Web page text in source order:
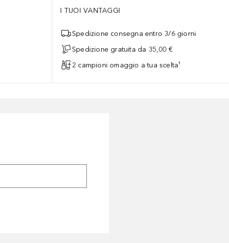
I TUOI VANTAGGI
Spedizione consegna entro 3/6 giorni
Spedizione gratuita da 35,00 €
2 campioni omaggio a tua scelta¹